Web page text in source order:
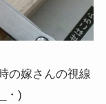
の嫁さんの視線
・)